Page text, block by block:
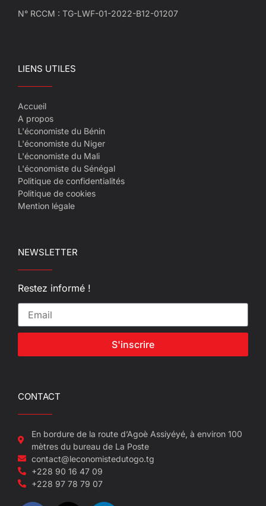
N° RCCM : TG-LWF-01-2022-B12-01207
LIENS UTILES
Accueil
A propos
L'économiste du Bénin
L'économiste du Niger
L'économiste du Mali
L'économiste du Sénégal
Politique de confidentialités
Politique de cookies
Mention légale
NEWSLETTER
Restez informé !
S'inscrire
CONTACT
En bordure de la route d’Agoè Assiyéyé, à environ 100
mètres du bureau de La Poste
contact@leconomistedutogo.tg
+228 90 16 47 09
+228 97 78 79 07